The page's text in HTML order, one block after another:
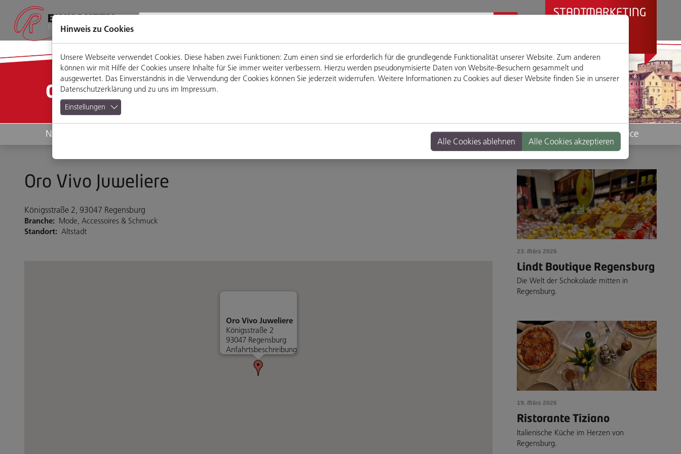
Seiteninhalt
Hauptmenü
Footermenü
Website-
Suche
STADTMARKETING
PRÄSENTIERT
Geschäfte
News Veranstaltungen Standorte Service
Oro Vivo Juweliere
Königsstraße 2, 93047 Regensburg
Branche: Mode, Accessoires & Schmuck
Standort: Altstadt
Oro Vivo Juweliere
Königsstraße 2
93047 Regensburg
Anfahrtsbeschreibung
23. März 2026
Lindt Boutique Regensburg
Die Welt der Schokolade mitten in
Regensburg.
19. März 2026
Ristorante Tiziano
Italienische Küche im Herzen von
Regensburg.
Hinweis zu Cookies
Unsere Webseite verwendet Cookies. Diese haben zwei Funktionen: Zum einen sind sie erforderlich für die grundlegende Funktionalität unserer Website. Zum anderen
können wir mit Hilfe der Cookies unsere Inhalte für Sie immer weiter verbessern. Hierzu werden pseudonymisierte Daten von Website-Besuchern gesammelt und
ausgewertet. Das Einverständnis in die Verwendung der Cookies können Sie jederzeit widerrufen. Weitere Informationen zu Cookies auf dieser Website finden Sie in unserer
Datenschutzerklärung und zu uns im Impressum.
Einstellungen
Alle Cookies ablehnen Alle Cookies akzeptieren